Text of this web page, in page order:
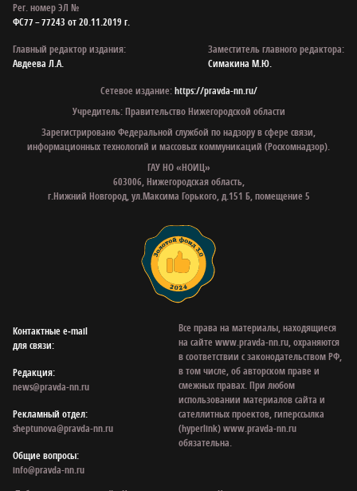
Рег. номер ЭЛ №
ФС77 – 77243 от 20.11.2019 г.
Главный редактор издания:
Авдеева Л.А.
Заместитель главного редактора:
Симакина М.Ю.
Сетевое издание:https://pravda-nn.ru/
Учредитель: Правительство Нижегородской области
Зарегистрировано Федеральной службой по надзору в сфере связи,
информационных технологий и массовых коммуникаций (Роскомнадзор).
ГАУ НО «НОИЦ»
603006, Нижегородская область,
г.Нижний Новгород, ул.Максима Горького, д.151 Б, помещение 5
Контактные e‑mail
для связи:
Редакция:
news@pravda-nn.ru
Рекламный отдел:
sheptunova@pravda-nn.ru
Общие вопросы:
info@pravda-nn.ru
Все права на материалы, находящиеся
на сайте www.pravda-nn.ru, охраняются
в соответствии с законодательством РФ,
в том числе, об авторском праве и
смежных правах. При любом
использовании материалов сайта и
сателлитных проектов, гиперссылка
(hyperlink) www.pravda-nn.ru
обязательна.